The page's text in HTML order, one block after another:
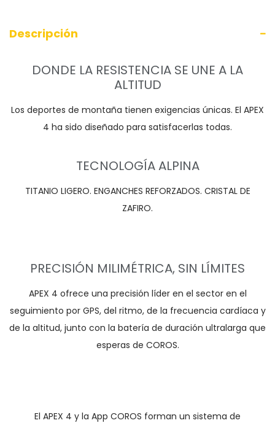
Descripción
DONDE LA RESISTENCIA SE UNE A LA
ALTITUD
Los deportes de montaña tienen exigencias únicas. El APEX
4 ha sido diseñado para satisfacerlas todas.
TECNOLOGÍA ALPINA
TITANIO LIGERO. ENGANCHES REFORZADOS. CRISTAL DE
ZAFIRO.
PRECISIÓN MILIMÉTRICA, SIN LÍMITES
APEX 4 ofrece una precisión líder en el sector en el
seguimiento por GPS, del ritmo, de la frecuencia cardíaca y
de la altitud, junto con la batería de duración ultralarga que
esperas de COROS.
El APEX 4 y la App COROS forman un sistema de